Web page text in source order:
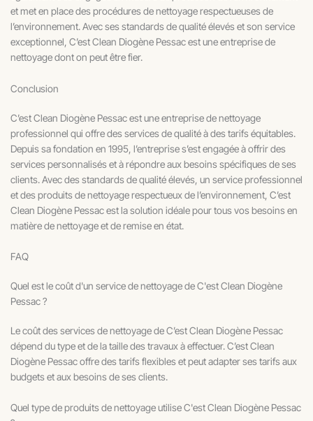
et met en place des procédures de nettoyage respectueuses de
l’environnement. Avec ses standards de qualité élevés et son service
exceptionnel, C’est Clean Diogène Pessac est une entreprise de
nettoyage dont on peut être fier.
Conclusion
C’est Clean Diogène Pessac est une entreprise de nettoyage
professionnel qui offre des services de qualité à des tarifs équitables.
Depuis sa fondation en 1995, l’entreprise s’est engagée à offrir des
services personnalisés et à répondre aux besoins spécifiques de ses
clients. Avec des standards de qualité élevés, un service professionnel
et des produits de nettoyage respectueux de l’environnement, C’est
Clean Diogène Pessac est la solution idéale pour tous vos besoins en
matière de nettoyage et de remise en état.
FAQ
Quel est le coût d'un service de nettoyage de C'est Clean Diogène
Pessac ?
Le coût des services de nettoyage de C’est Clean Diogène Pessac
dépend du type et de la taille des travaux à effectuer. C’est Clean
Diogène Pessac offre des tarifs flexibles et peut adapter ses tarifs aux
budgets et aux besoins de ses clients.
Quel type de produits de nettoyage utilise C'est Clean Diogène Pessac